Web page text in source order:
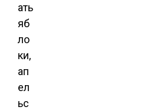
ать
яб
ло
ки,
ап
ел
ьс